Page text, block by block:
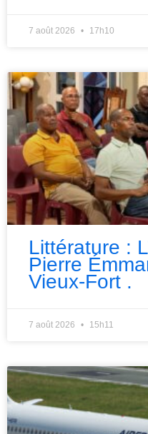
7 août 2026 17h10
Littérature :
Pierre
Vieux-Fort .
7 août 2026 15h11